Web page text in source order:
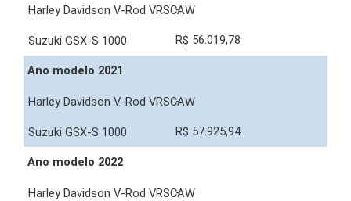
-
R$ 56.019,78
Ano modelo 2021
-
R$ 57.925,94
Ano modelo 2022
-